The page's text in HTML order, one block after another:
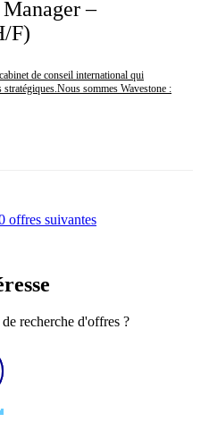
–
F)
de conseil international qui
sommes Wavestone :
offres suivantes
recherche d'offres ?